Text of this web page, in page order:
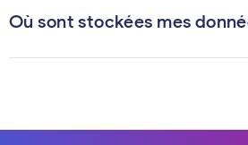
Où sont stockées mes